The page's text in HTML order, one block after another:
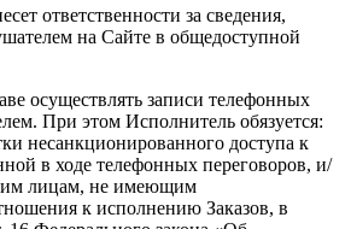
ответственности за сведения,
на Сайте в общедоступной
осуществлять записи телефонных
При этом Исполнитель обязуется:
несанкционированного доступа к
в ходе телефонных переговоров, и/
лицам, не имеющим
к исполнению Заказов, в